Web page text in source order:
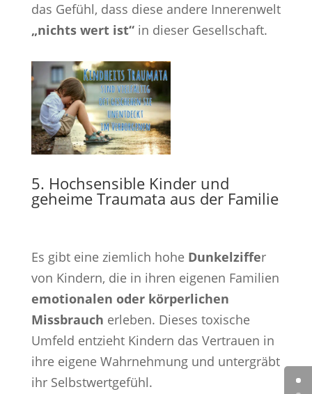
das Gefühl, dass diese andere Innerenwelt
„nichts wert ist“in dieser Gesellschaft.
5. Hochsensible Kinder und
geheime Traumata aus der Familie
Es gibt eine ziemlich hoheDunkelziffer
von Kindern, die in ihren eigenen Familien
emotionalen oder körperlichen
Missbrauch erleben. Dieses toxische
Umfeld entzieht Kindern das Vertrauen in
ihre eigene Wahrnehmung und untergräbt
ihr Selbstwertgefühl.